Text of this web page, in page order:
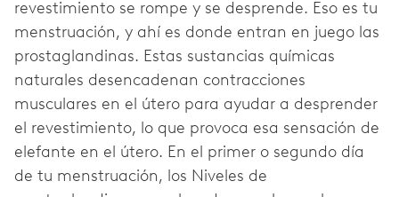
revestimiento se rompe y se desprende. Eso es tu
menstruación, y ahí es donde entran en juego las
prostaglandinas. Estas sustancias químicas
naturales desencadenan contracciones
musculares en el útero para ayudar a desprender
el revestimiento, lo que provoca esa sensación de
elefante en el útero. En el primer o segundo día
de tu menstruación, los Niveles de